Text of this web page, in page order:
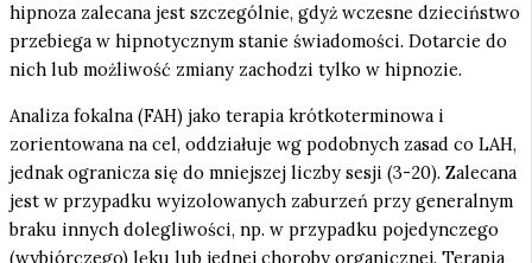
hipnoza zalecana jest szczególnie, gdyż wczesne dzieciństwo
przebiega w hipnotycznym stanie świadomości. Dotarcie do
nich lub możliwość zmiany zachodzi tylko w hipnozie.
Analiza fokalna (FAH) jako terapia krótkoterminowa i
zorientowana na cel, oddziałuje wg podobnych zasad co LAH,
jednak ogranicza się do mniejszej liczby sesji (3-20). Zalecana
jest w przypadku wyizolowanych zaburzeń przy generalnym
braku innych dolegliwości, np. w przypadku pojedynczego
(wybiórczego) lęku lub jednej choroby organicznej. Terapia